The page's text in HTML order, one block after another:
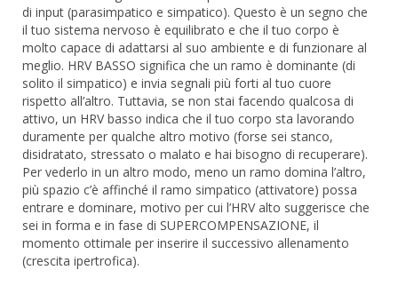
di input (parasimpatico e simpatico). Questo è un segno che
il tuo sistema nervoso è equilibrato e che il tuo corpo è
molto capace di adattarsi al suo ambiente e di funzionare al
meglio. HRV BASSO significa che un ramo è dominante (di
solito il simpatico) e invia segnali più forti al tuo cuore
rispetto all’altro. Tuttavia, se non stai facendo qualcosa di
attivo, un HRV basso indica che il tuo corpo sta lavorando
duramente per qualche altro motivo (forse sei stanco,
disidratato, stressato o malato e hai bisogno di recuperare).
Per vederlo in un altro modo, meno un ramo domina l’altro,
più spazio c’è affinché il ramo simpatico (attivatore) possa
entrare e dominare, motivo per cui l’HRV alto suggerisce che
sei in forma e in fase di SUPERCOMPENSAZIONE, il
momento ottimale per inserire il successivo allenamento
(crescita ipertrofica).